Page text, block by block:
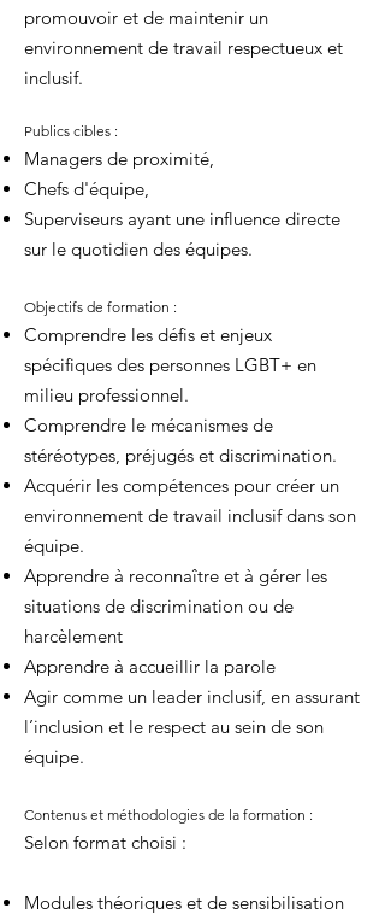
promouvoir et de maintenir un
environnement de travail respectueux et
inclusif.
Publics cibles :
Managers de proximité,
Chefs d'équipe,
Superviseurs ayant une influence directe
sur le quotidien des équipes.
Objectifs de formation :
Comprendre les défis et enjeux
spécifiques des personnes LGBT+ en
milieu professionnel.
Comprendre le mécanismes de
stéréotypes, préjugés et discrimination.
Acquérir les compétences pour créer un
environnement de travail inclusif dans son
équipe.
Apprendre à reconnaître et à gérer les
situations de discrimination ou de
harcèlement
Apprendre à accueillir la parole
Agir comme un leader inclusif, en assurant
l’inclusion et le respect au sein de son
équipe.
Contenus et méthodologies de la formation :
Selon format choisi :
Modules théoriques et de sensibilisation